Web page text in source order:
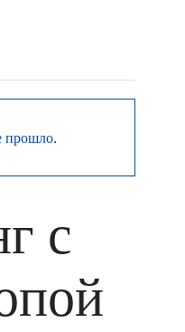
прошло.
с